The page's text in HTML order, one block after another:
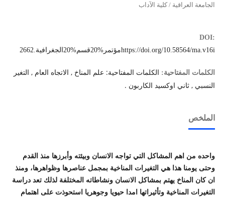
الجامعة العراقية / كلية الآداب
DOI:
https://doi.org/10.58564/ma.v16iمؤتمر%20قسم%20الجغرافية.2662
الكلمات المفتاحية: الكلمات المفتاحية: علم المناخ , الاتجاه العام , التغير
النسبي , ثاني اوكسيد الكاربون .
الملخص
واحده من اهم المشاكل التي تواجه الانسان وبيئته وأبرزها منذ القدم
وحتى يومنا هذا هي التغيرات المناخية بمجمل عناصرها وظواهرها، ومنذ
ان كان المناخ يهتم بمشاكل الانسان ونشاطاته المختلفة لذلك تعد دراسة
التغيرات المناخية وتأثيراتها امدا حيويا وجوهريا استحوذت على اهتمام